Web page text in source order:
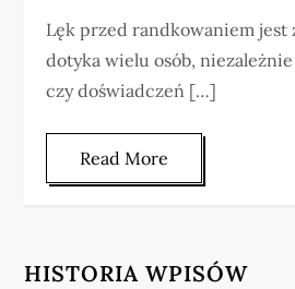
Lęk przed randkowaniem jest
dotyka wielu osób,
czy doświadczeń […]
Read More
HISTORIA WPISÓW